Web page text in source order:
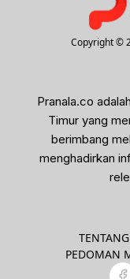
Copyright ©
Pranala.co
Timur yang
berimbang
menghadirkan
PEDOMAN